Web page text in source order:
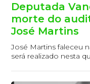
Deputada
morte do
José Martins
José Martins faleceu
será realizado nesta